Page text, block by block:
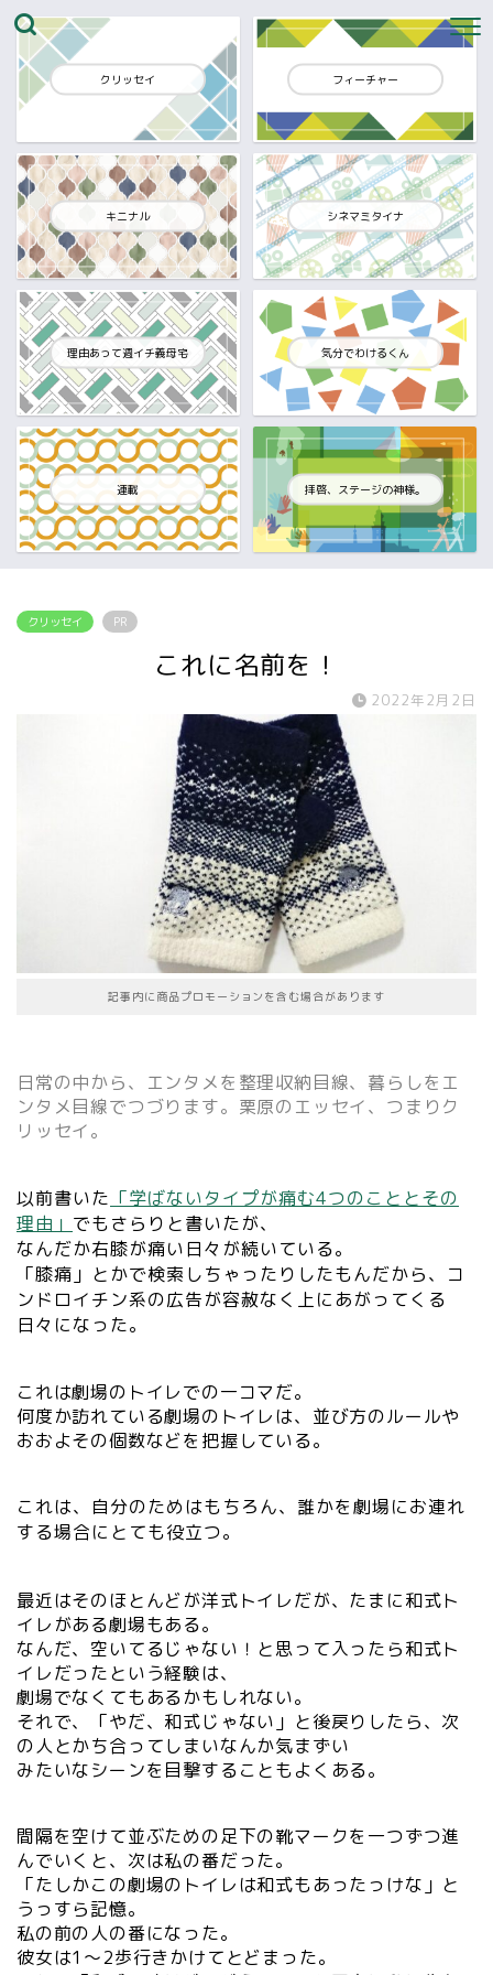
クリッセイ フィーチャー
キニナル シネマミタイナ
理由あって週イチ義母宅 気分でわけるくん
連載 拝啓、ステージの神様。
クリッセイ PR
これに名前を！
2022年2月2日
記事内に商品プロモーションを含む場合があります
日常の中から、エンタメを整理収納目線、暮らしをエ
ンタメ目線でつづります。栗原のエッセイ、つまりク
リッセイ。
以前書いた 「学ばないタイプが痛む4つのこととその
理由」 でもさらりと書いたが、
なんだか右膝が痛い日々が続いている。
「膝痛」とかで検索しちゃったりしたもんだから、コ
ンドロイチン系の広告が容赦なく上にあがってくる
日々になった。
これは劇場のトイレでの一コマだ。
何度か訪れている劇場のトイレは、並び方のルールや
おおよその個数などを把握している。
これは、自分のためはもちろん、誰かを劇場にお連れ
する場合にとても役立つ。
最近はそのほとんどが洋式トイレだが、たまに和式ト
イレがある劇場もある。
なんだ、空いてるじゃない！と思って入ったら和式ト
イレだったという経験は、
劇場でなくてもあるかもしれない。
それで、「やだ、和式じゃない」と後戻りしたら、次
の人とかち合ってしまいなんか気まずい
みたいなシーンを目撃することもよくある。
間隔を空けて並ぶための足下の靴マークを一つずつ進
んでいくと、次は私の番だった。
「たしかこの劇場のトイレは和式もあったっけな」と
うっすら記憶。
私の前の人の番になった。
彼女は1～2歩行きかけてとどまった。